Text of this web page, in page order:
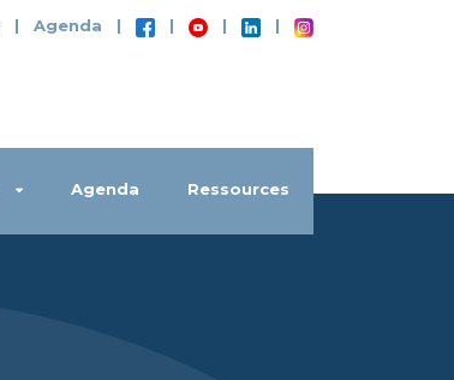
| Agenda | | | |
Agenda Ressources